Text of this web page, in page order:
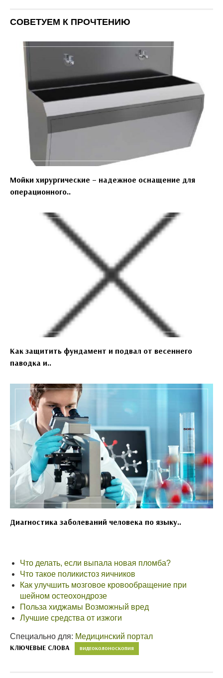
СОВЕТУЕМ К ПРОЧТЕНИЮ
Мойки хирургические – надежное оснащение для
операционного..
Как защитить фундамент и подвал от весеннего
паводка и..
Диагностика заболеваний человека по языку..
Что делать, если выпала новая пломба?
Что такое поликистоз яичников
Как улучшить мозговое кровообращение при
шейном остеохондрозе
Польза хиджамы Возможный вред
Лучшие средства от изжоги
Специально для: Медицинский портал
КЛЮЧЕВЫЕ СЛОВА ВИДЕОКОЛОНОСКОПИЯ